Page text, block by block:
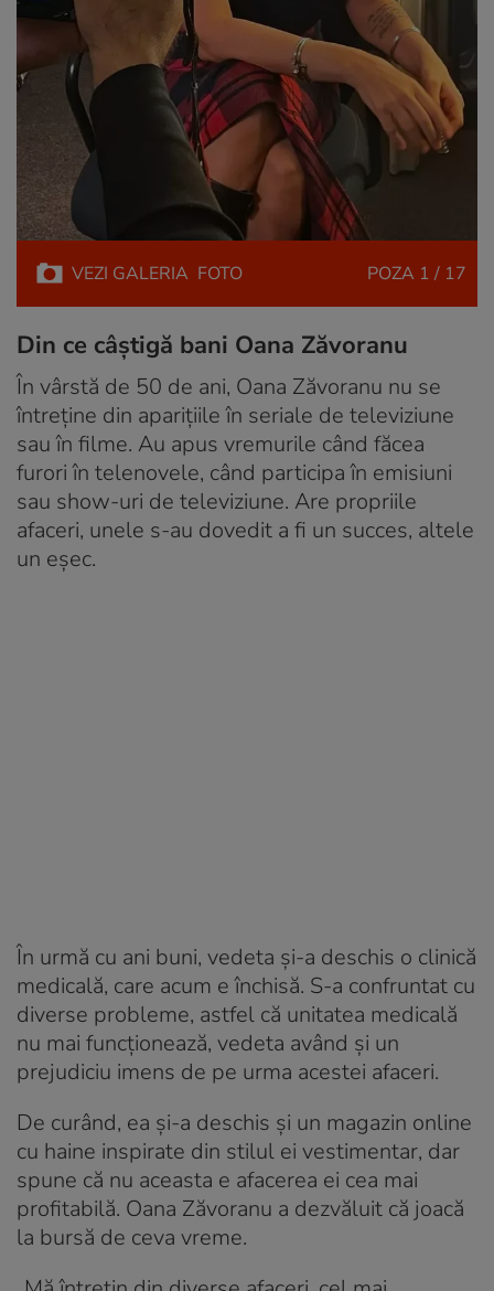
VEZI GALERIA FOTO POZA 1 / 17
Din ce câștigă bani Oana Zăvoranu
În vârstă de 50 de ani, Oana Zăvoranu nu se
întreține din aparițiile în seriale de televiziune
sau în filme. Au apus vremurile când făcea
furori în telenovele, când participa în emisiuni
sau show-uri de televiziune. Are propriile
afaceri, unele s-au dovedit a fi un succes, altele
un eșec.
În urmă cu ani buni, vedeta și-a deschis o clinică
medicală, care acum e închisă. S-a confruntat cu
diverse probleme, astfel că unitatea medicală
nu mai funcționează, vedeta având și un
prejudiciu imens de pe urma acestei afaceri.
De curând, ea și-a deschis și un magazin online
cu haine inspirate din stilul ei vestimentar, dar
spune că nu aceasta e afacerea ei cea mai
profitabilă. Oana Zăvoranu a dezvăluit că joacă
la bursă de ceva vreme.